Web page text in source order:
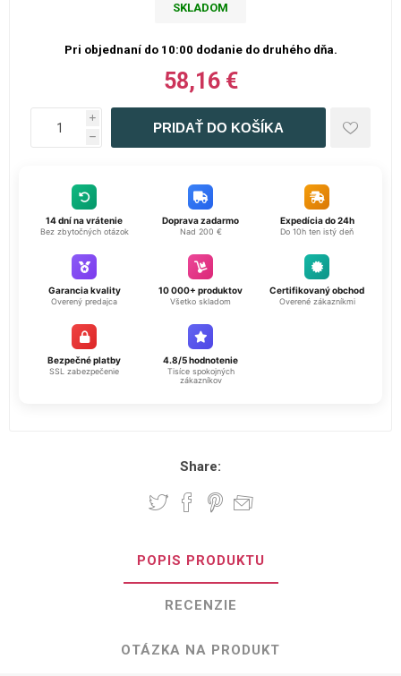
SKLADOM
Pri objednaní do 10:00 dodanie do druhého dňa.
58,16 €
i
h
14 dní na vrátenie
Bez zbytočných otázok
Doprava zadarmo
Nad 200 €
Expedícia do 24h
Do 10h ten istý deň
Garancia kvality
Overený predajca
10 000+ produktov
Všetko skladom
Certifikovaný obchod
Overené zákazníkmi
Bezpečné platby
SSL zabezpečenie
4.8/5 hodnotenie
Tisíce spokojných
zákazníkov
Share:
POPIS PRODUKTU
RECENZIE
OTÁZKA NA PRODUKT